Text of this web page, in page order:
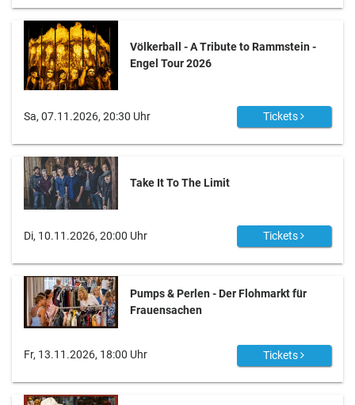
Völkerball - A Tribute to Rammstein -
Engel Tour 2026
Sa, 07.11.2026, 20:30 Uhr Tickets
Take It To The Limit
Di, 10.11.2026, 20:00 Uhr Tickets
Pumps & Perlen - Der Flohmarkt für
Frauensachen
Fr, 13.11.2026, 18:00 Uhr Tickets